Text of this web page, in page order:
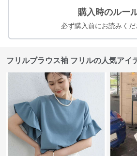
購入時のルー
必ず購入前にお読みくだ
フリルブラウス袖 フリルの人気アイ